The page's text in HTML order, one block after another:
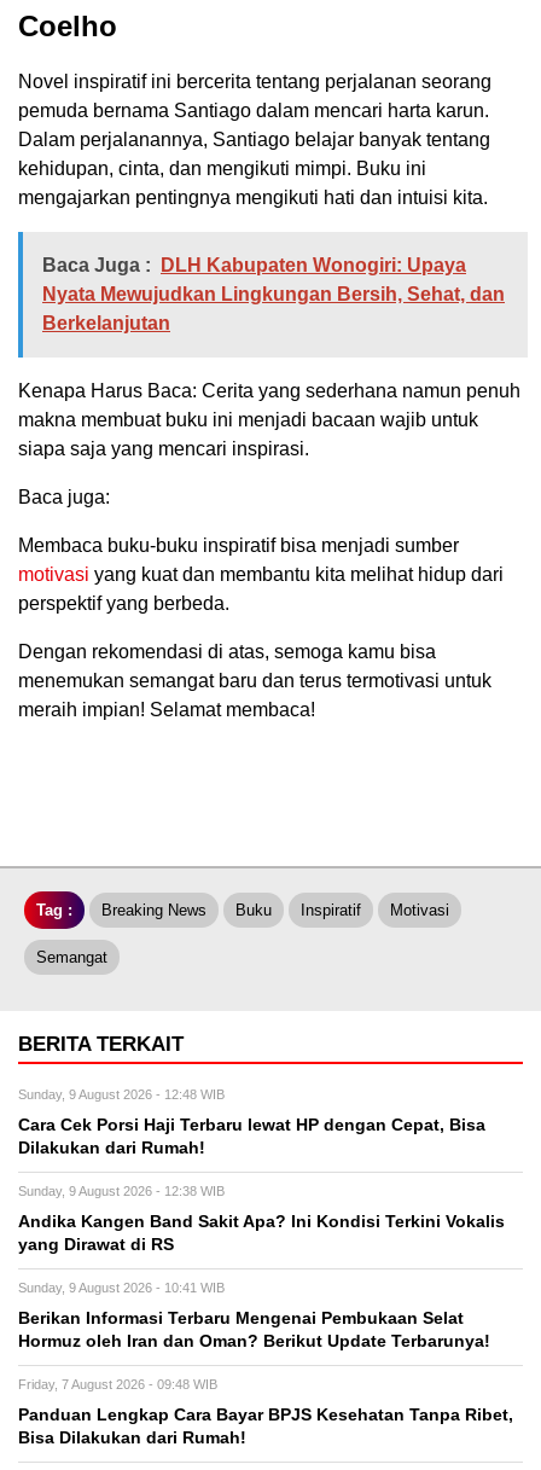
Coelho
Novel inspiratif ini bercerita tentang perjalanan seorang
pemuda bernama Santiago dalam mencari harta karun.
Dalam perjalanannya, Santiago belajar banyak tentang
kehidupan, cinta, dan mengikuti mimpi. Buku ini
mengajarkan pentingnya mengikuti hati dan intuisi kita.
Baca Juga :
DLH Kabupaten Wonogiri: Upaya
Nyata Mewujudkan Lingkungan Bersih, Sehat, dan
Berkelanjutan
Kenapa Harus Baca: Cerita yang sederhana namun penuh
makna membuat buku ini menjadi bacaan wajib untuk
siapa saja yang mencari inspirasi.
Baca juga:
Membaca buku-buku inspiratif bisa menjadi sumber
motivasi yang kuat dan membantu kita melihat hidup dari
perspektif yang berbeda.
Dengan rekomendasi di atas, semoga kamu bisa
menemukan semangat baru dan terus termotivasi untuk
meraih impian! Selamat membaca!
Tag : Breaking News Buku Inspiratif Motivasi
Semangat
BERITA TERKAIT
Sunday, 9 August 2026 - 12:48 WIB
Cara Cek Porsi Haji Terbaru lewat HP dengan Cepat, Bisa
Dilakukan dari Rumah!
Sunday, 9 August 2026 - 12:38 WIB
Andika Kangen Band Sakit Apa? Ini Kondisi Terkini Vokalis
yang Dirawat di RS
Sunday, 9 August 2026 - 10:41 WIB
Berikan Informasi Terbaru Mengenai Pembukaan Selat
Hormuz oleh Iran dan Oman? Berikut Update Terbarunya!
Friday, 7 August 2026 - 09:48 WIB
Panduan Lengkap Cara Bayar BPJS Kesehatan Tanpa Ribet,
Bisa Dilakukan dari Rumah!